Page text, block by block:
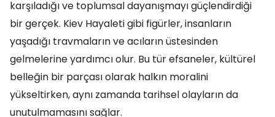
karşıladığı ve toplumsal dayanışmayı güçlendirdiği
bir gerçek. Kiev Hayaleti gibi figürler, insanların
yaşadığı travmaların ve acıların üstesinden
gelmelerine yardımcı olur. Bu tür efsaneler, kültürel
belleğin bir parçası olarak halkın moralini
yükseltirken, aynı zamanda tarihsel olayların da
unutulmamasını sağlar.